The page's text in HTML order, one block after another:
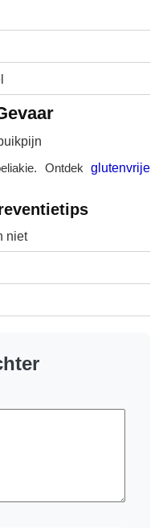
Ontdek glutenvrije
niet